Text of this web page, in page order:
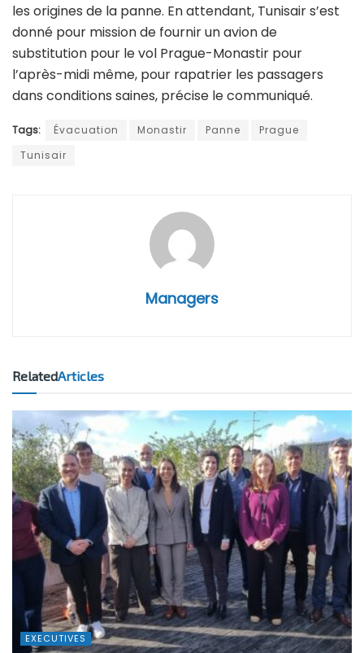
les origines de la panne. En attendant, Tunisair s’est
donné pour mission de fournir un avion de
substitution pour le vol Prague-Monastir pour
l’après-midi même, pour rapatrier les passagers
dans conditions saines, précise le communiqué.
Tags: Évacuation Monastir Panne
Prague
Tunisair
Managers
RelatedArticles
EXECUTIVES